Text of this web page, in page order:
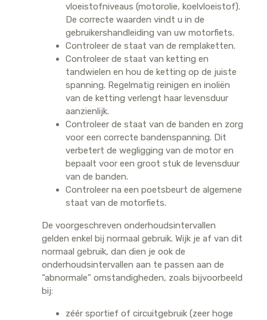
vloeistofniveaus (motorolie, koelvloeistof).
De correcte waarden vindt u in de
gebruikershandleiding van uw motorfiets.
Controleer de staat van de remplaketten.
Controleer de staat van ketting en
tandwielen en hou de ketting op de juiste
spanning. Regelmatig reinigen en inoliën
van de ketting verlengt haar levensduur
aanzienlijk.
Controleer de staat van de banden en zorg
voor een correcte bandenspanning. Dit
verbetert de wegligging van de motor en
bepaalt voor een groot stuk de levensduur
van de banden.
Controleer na een poetsbeurt de algemene
staat van de motorfiets.
De voorgeschreven onderhoudsintervallen
gelden enkel bij normaal gebruik. Wijk je af van dit
normaal gebruik, dan dien je ook de
onderhoudsintervallen aan te passen aan de
“abnormale” omstandigheden, zoals bijvoorbeeld
bij:
zéér sportief of circuitgebruik (zeer hoge